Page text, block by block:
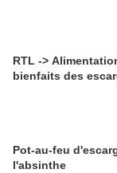
RTL ->
bienfaits des
Pot-au-feu
l'absinthe